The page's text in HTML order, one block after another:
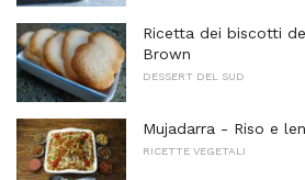
Ricetta dei biscotti
Brown
DESSERT DEL SUD
Mujadarra - Riso e
RICETTE VEGETALI